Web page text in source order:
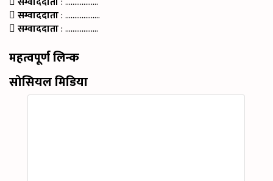
सम्वाददाता: ……………….
सम्वाददाता: ………………
महत्वपूर्ण लिन्क
सोसियल मिडिया